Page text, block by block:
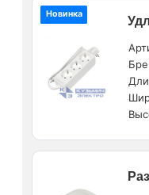
Новинка